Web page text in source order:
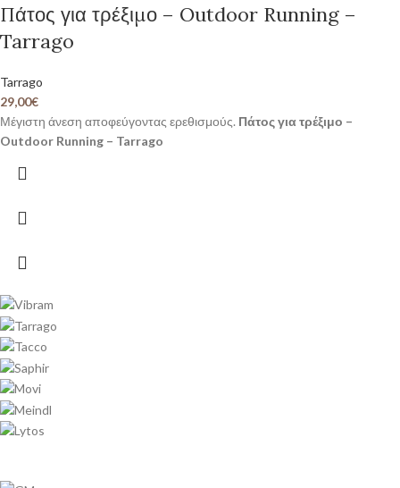
Πάτος για τρέξιμο – Outdoor Running –
Tarrago
Tarrago
29,00€
Μέγιστη άνεση αποφεύγοντας ερεθισμούς. Πάτος για τρέξιμο –
Outdoor Running – Tarrago